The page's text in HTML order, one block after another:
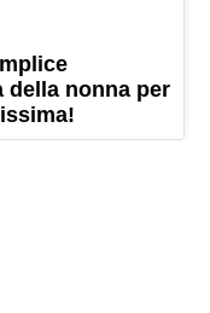
della nonna per